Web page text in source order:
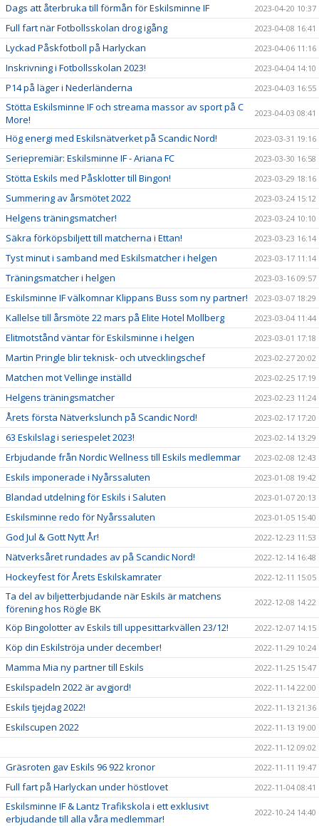
Dags att återbruka till förmån för Eskilsminne IF 2023-04-20 10:37
Full fart när Fotbollsskolan drog igång 2023-04-08 16:41
Lyckad Påskfotboll på Harlyckan 2023-04-06 11:16
Inskrivning i Fotbollsskolan 2023! 2023-04-04 14:10
P14 på läger i Nederländerna 2023-04-03 16:55
Stötta Eskilsminne IF och streama massor av sport på C
More!
2023-04-03 08:41
Hög energi med Eskilsnätverket på Scandic Nord! 2023-03-31 19:16
Seriepremiär: Eskilsminne IF - Ariana FC 2023-03-30 16:58
Stötta Eskils med Påsklotter till Bingon! 2023-03-29 18:16
Summering av årsmötet 2022 2023-03-24 15:12
Helgens träningsmatcher! 2023-03-24 10:10
Säkra förköpsbiljett till matcherna i Ettan! 2023-03-23 16:14
Tyst minut i samband med Eskilsmatcher i helgen 2023-03-17 11:14
Träningsmatcher i helgen 2023-03-16 09:57
Eskilsminne IF välkomnar Klippans Buss som ny partner! 2023-03-07 18:29
Kallelse till årsmöte 22 mars på Elite Hotel Mollberg 2023-03-04 11:44
Elitmotstånd väntar för Eskilsminne i helgen 2023-03-01 17:18
Martin Pringle blir teknisk- och utvecklingschef 2023-02-27 20:02
Matchen mot Vellinge inställd 2023-02-25 17:19
Helgens träningsmatcher 2023-02-23 11:24
Årets första Nätverkslunch på Scandic Nord! 2023-02-17 17:20
63 Eskilslag i seriespelet 2023! 2023-02-14 13:29
Erbjudande från Nordic Wellness till Eskils medlemmar 2023-02-08 12:43
Eskils imponerade i Nyårssaluten 2023-01-08 19:42
Blandad utdelning för Eskils i Saluten 2023-01-07 20:13
Eskilsminne redo för Nyårssaluten 2023-01-05 15:40
God Jul & Gott Nytt År! 2022-12-23 11:53
Nätverksåret rundades av på Scandic Nord! 2022-12-14 16:48
Hockeyfest för Årets Eskilskamrater 2022-12-11 15:05
Ta del av biljetterbjudande när Eskils är matchens
förening hos Rögle BK
2022-12-08 14:22
Köp Bingolotter av Eskils till uppesittarkvällen 23/12! 2022-12-07 14:15
Köp din Eskilströja under december! 2022-11-29 10:24
Mamma Mia ny partner till Eskils 2022-11-25 15:47
Eskilspadeln 2022 är avgjord! 2022-11-14 22:00
Eskils tjejdag 2022! 2022-11-13 21:36
Eskilscupen 2022
2022-11-13 19:00
2022-11-12 09:02
Gräsroten gav Eskils 96 922 kronor 2022-11-11 19:47
Full fart på Harlyckan under höstlovet 2022-11-04 08:41
Eskilsminne IF & Lantz Trafikskola i ett exklusivt
erbjudande till alla våra medlemmar!
2022-10-24 14:40